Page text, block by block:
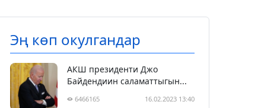
Эң көп окулгандар
АКШ президенти Джо
Байдендиин саламаттыгын...
6466165 16.02.2023 13:40